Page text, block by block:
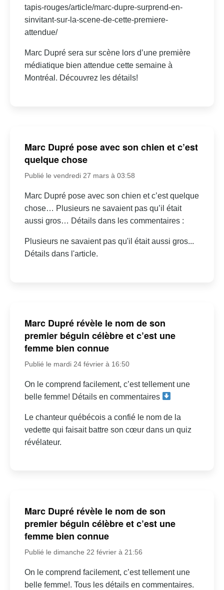
tapis-rouges/article/marc-dupre-surprend-en-
sinvitant-sur-la-scene-de-cette-premiere-
attendue/
Marc Dupré sera sur scène lors d’une première
médiatique bien attendue cette semaine à
Montréal. Découvrez les détails!
Marc Dupré pose avec son chien et c’est
quelque chose
Publié le vendredi 27 mars à 03:58
Marc Dupré pose avec son chien et c’est quelque
chose… Plusieurs ne savaient pas qu’il était
aussi gros… Détails dans les commentaires :
Plusieurs ne savaient pas qu'il était aussi gros...
Détails dans l'article.
Marc Dupré révèle le nom de son
premier béguin célèbre et c’est une
femme bien connue
Publié le mardi 24 février à 16:50
On le comprend facilement, c’est tellement une
belle femme! Détails en commentaires
Le chanteur québécois a confié le nom de la
vedette qui faisait battre son cœur dans un quiz
révélateur.
Marc Dupré révèle le nom de son
premier béguin célèbre et c’est une
femme bien connue
Publié le dimanche 22 février à 21:56
On le comprend facilement, c’est tellement une
belle femme!. Tous les détails en commentaires.